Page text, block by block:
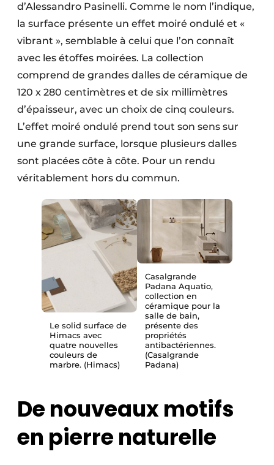
d’Alessandro Pasinelli. Comme le nom l’indique,
la surface présente un effet moiré ondulé et «
vibrant », semblable à celui que l’on connaît
avec les étoffes moirées. La collection
comprend de grandes dalles de céramique de
120 x 280 centimètres et de six millimètres
d’épaisseur, avec un choix de cinq couleurs.
L’effet moiré ondulé prend tout son sens sur
une grande surface, lorsque plusieurs dalles
sont placées côte à côte. Pour un rendu
véritablement hors du ­commun.
Le solid surface de
Himacs avec
quatre nouvelles
couleurs de
marbre. (Himacs)
Casalgrande
Padana Aquatio,
collection en
céramique pour la
salle de bain,
présente des
propriétés
antibactériennes.
(Casalgrande
Padana)
De nouveaux motifs
en pierre naturelle